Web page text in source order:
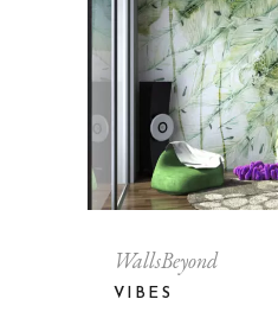
WallsBeyond
VIBES